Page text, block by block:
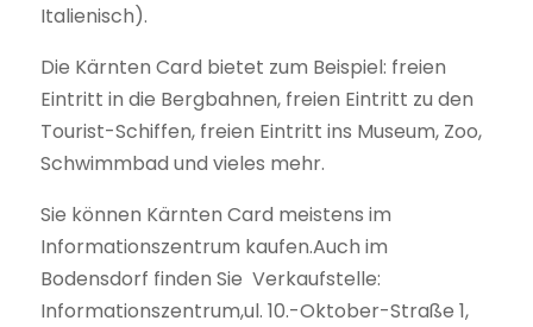
Italienisch).
Die Kärnten Card bietet zum Beispiel: freien
Eintritt in die Bergbahnen, freien Eintritt zu den
Tourist-Schiffen, freien Eintritt ins Museum, Zoo,
Schwimmbad und vieles mehr.
Sie können Kärnten Card meistens im
Informationszentrum kaufen.Auch im
Bodensdorf finden Sie Verkaufstelle:
Informationszentrum,ul. 10.-Oktober-Straße 1,